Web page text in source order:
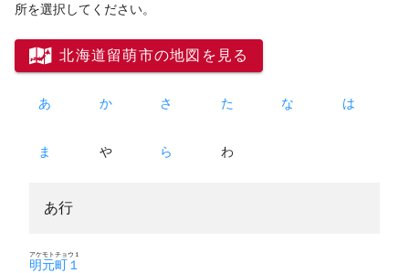
所を選択してください。
北海道留萌市の地図を見る
あ か さ た な は
ま や ら わ
あ行
明元町１
アケモトチョウ１